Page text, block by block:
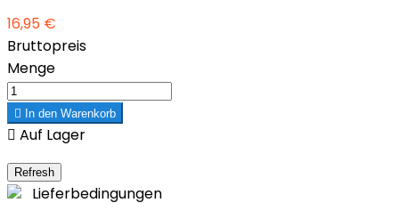
16,95 €
Bruttopreis
Menge
 In den Warenkorb
 Auf Lager
Lieferbedingungen